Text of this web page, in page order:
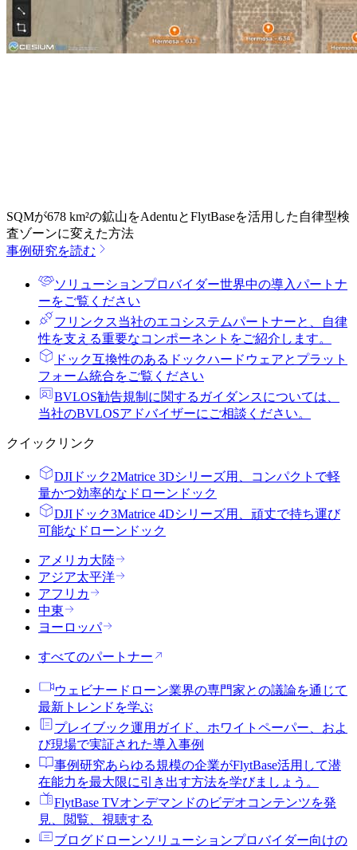
SQMが678 km²の鉱山をAdentuとFlytBaseを活用した自律型検
査ゾーンに変えた方法
事例研究を読む
ソリューションプロバイダー世界中の導入パートナ
ーをご覧ください
フリンクス当社のエコシステムパートナーと、自律
性を支える重要なコンポーネントをご紹介します。
ドック互換性のあるドックハードウェアとプラット
フォーム統合をご覧ください
BVLOS勧告規制に関するガイダンスについては、
当社のBVLOSアドバイザーにご相談ください。
クイックリンク
DJIドック2Matrice 3Dシリーズ用、コンパクトで軽
量かつ効率的なドローンドック
DJIドック3Matrice 4Dシリーズ用、頑丈で持ち運び
可能なドローンドック
アメリカ大陸
アジア太平洋
アフリカ
中東
ヨーロッパ
すべてのパートナー
ウェビナー ドローン業界の専門家との議論を通じて
最新トレンドを学ぶ
プレイブック運用ガイド、ホワイトペーパー、およ
び現場で実証された導入事例
事例研究あらゆる規模の企業がFlytBase活用して潜
在能力を最大限に引き出す方法を学びましょう。
FlytBase TVオンデマンドのビデオコンテンツを発
見、閲覧、視聴する
ブログ ドローンソリューションプロバイダー向けの